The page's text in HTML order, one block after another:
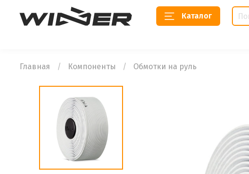
Каталог
Главная Компоненты Обмотки на руль